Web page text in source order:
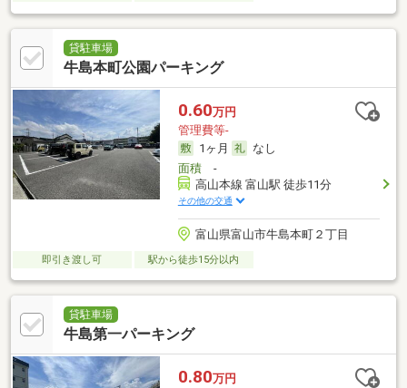
貸駐車場
牛島本町公園パーキング
0.60万円
管理費等-
1ヶ月
なし
面積-
高山本線 富山駅 徒歩11分
その他の交通
富山県富山市牛島本町２丁目
即引き渡し可 駅から徒歩15分以内
貸駐車場
牛島第一パーキング
0.80万円